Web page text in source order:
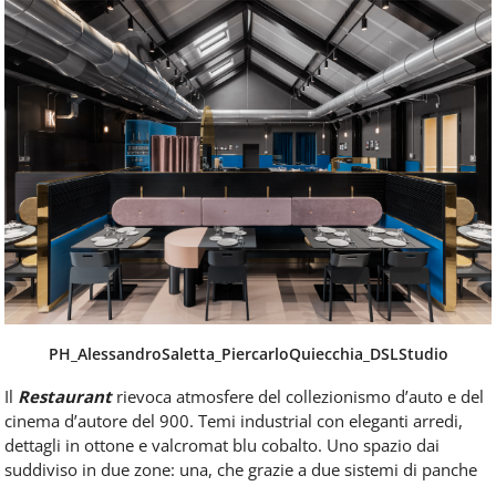
PH_AlessandroSaletta_PiercarloQuiecchia_DSLStudio
Il Restaurantrievoca atmosfere del collezionismo d’auto e del
cinema d’autore del 900. Temi industrial con eleganti arredi,
dettagli in ottone e valcromat blu cobalto. Uno spazio dai
suddiviso in due zone: una, che grazie a due sistemi di panche